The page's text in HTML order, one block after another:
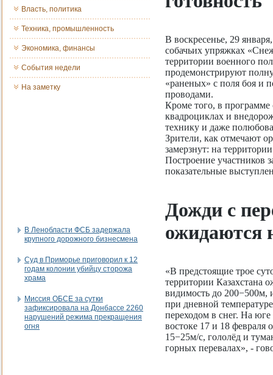
Власть, политика
Техника, промышленность
Экономика, финансы
События недели
На заметку
В Ленобласти ФСБ задержала
крупного дорожного бизнесмена
Суд в Приморье приговорил к 12
годам колонии убийцу сторожа
храма
Миссия ОБСЕ за сутки
зафиксировала на Донбассе 2260
нарушений режима прекращения
огня
В воскресенье, 29
собачьих упряжках
территории военного
продемонстрируют
«раненых» с поля боя и
проводами.
Кроме того, в
квадроциклах и
технику и даже
Зрители, как отмечают
замерзнут: на
Построение участников
показательные
Дожди с
ожидаются
«В предстоящие трое
территории Казахстана
видимость до 200−500м,
при дневной
переходом в снег. На
востоке 17 и 18 февраля
15−25м/с, гололёд и
горных перевалах», -